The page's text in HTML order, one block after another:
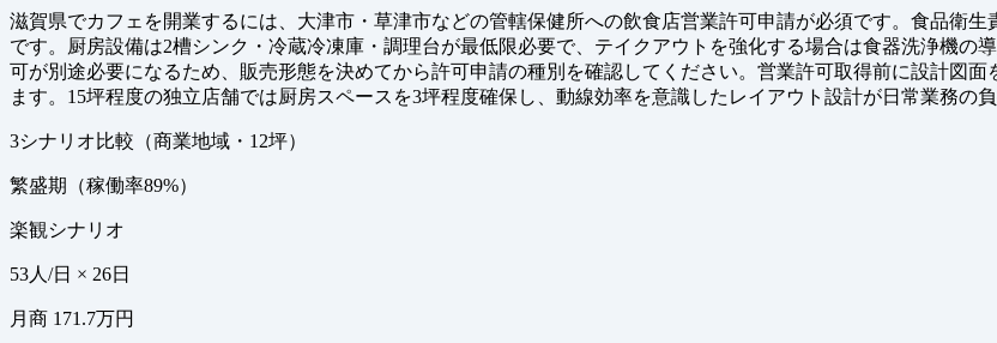
滋賀県でカフェを開業するには、大津市・草津市などの管轄保健所への飲食店営業許可申請が必須です。食品衛
です。厨房設備は2槽シンク・冷蔵冷凍庫・調理台が最低限必要で、テイクアウトを強化する場合は食器洗浄機の
可が別途必要になるため、販売形態を決めてから許可申請の種別を確認してください。営業許可取得前に設計図
ます。15坪程度の独立店舗では厨房スペースを3坪程度確保し、動線効率を意識したレイアウト設計が日常業務の
3シナリオ比較（商業地域・12坪）
繁盛期（稼働率89%）
楽観シナリオ
53人/日 × 26日
月商 171.7万円